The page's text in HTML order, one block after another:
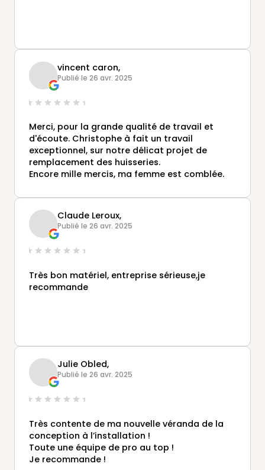
vincent caron,
Publié le 26 avr. 2025
Merci, pour la grande qualité de travail et
d'écoute. Christophe à fait un travail
exceptionnel, sur notre délicat projet de
remplacement des huisseries.
Encore mille mercis, ma femme est comblée.
Claude Leroux,
Publié le 26 avr. 2025
Très bon matériel, entreprise sérieuse,je
recommande
Julie Obled,
Publié le 26 avr. 2025
Très contente de ma nouvelle véranda de la
conception à l’installation !
Toute une équipe de pro au top !
Je recommande !